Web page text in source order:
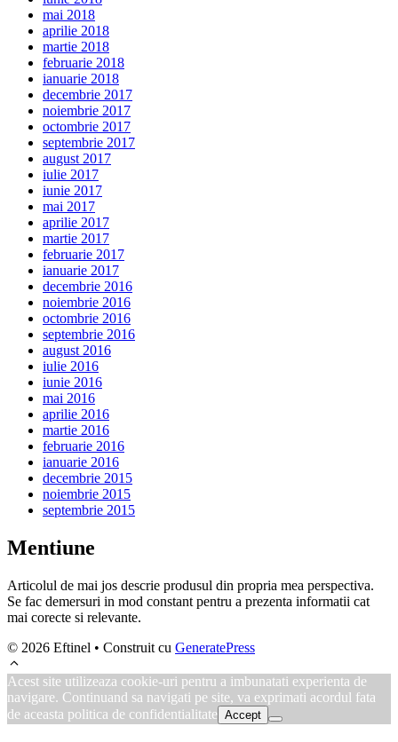
mai 2018
aprilie 2018
martie 2018
februarie 2018
ianuarie 2018
decembrie 2017
noiembrie 2017
octombrie 2017
septembrie 2017
august 2017
iulie 2017
iunie 2017
mai 2017
aprilie 2017
martie 2017
februarie 2017
ianuarie 2017
decembrie 2016
noiembrie 2016
octombrie 2016
septembrie 2016
august 2016
iulie 2016
iunie 2016
mai 2016
aprilie 2016
martie 2016
februarie 2016
ianuarie 2016
decembrie 2015
noiembrie 2015
septembrie 2015
Mentiune
Articolul de mai jos descrie produsul din propria mea perspectiva.
Se fac demersuri in mod constant pentru a prezenta informatii cat
mai corecte si relevante.
© 2026 Eftinel • Construit cu GeneratePress
Acest site utilizeaza cookie-uri pentru a imbunatati experienta de
navigare. Continuand sa navigati pe site, va exprimati acordul fata
de aceasta politica de confidentialitate Accept